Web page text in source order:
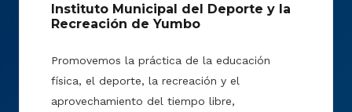
Instituto Municipal del Deporte y la
Recreación de Yumbo
Promovemos la práctica de la educación
física, el deporte, la recreación y el
aprovechamiento del tiempo libre,